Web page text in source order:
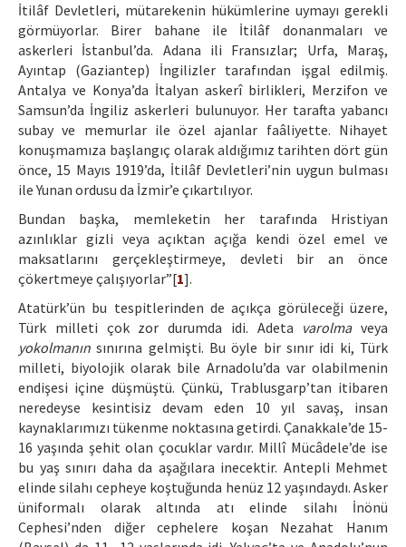
İtilâf Devletleri, mütarekenin hükümlerine uymayı gerekli
görmüyorlar. Birer bahane ile İtilâf donanmaları ve
askerleri İstanbul’da. Adana ili Fransızlar; Urfa, Maraş,
Ayıntap (Gaziantep) İngilizler tarafından işgal edilmiş.
Antalya ve Konya’da İtalyan askerî birlikleri, Merzifon ve
Samsun’da İngiliz askerleri bulunuyor. Her tarafta yabancı
subay ve memurlar ile özel ajanlar faâliyette. Nihayet
konuşmamıza başlangıç olarak aldığımız tarihten dört gün
önce, 15 Mayıs 1919’da, İtilâf Devletleri’nin uygun bulması
ile Yunan ordusu da İzmir’e çıkartılıyor.
Bundan başka, memleketin her tarafında Hristiyan
azınlıklar gizli veya açıktan açığa kendi özel emel ve
maksatlarını gerçekleştirmeye, devleti bir an önce
çökertmeye çalışıyorlar”[1].
Atatürk’ün bu tespitlerinden de açıkça görüleceği üzere,
Türk milleti çok zor durumda idi. Adeta varolmaveya
yokolmanın sınırına gelmişti. Bu öyle bir sınır idi ki, Türk
milleti, biyolojik olarak bile Arnadolu’da var olabilmenin
endişesi içine düşmüştü. Çünkü, Trablusgarp’tan itibaren
neredeyse kesintisiz devam eden 10 yıl savaş, insan
kaynaklarımızı tükenme noktasına getirdi. Çanakkale’de 15-
16 yaşında şehit olan çocuklar vardır. Millî Mücâdele’de ise
bu yaş sınırı daha da aşağılara inecektir. Antepli Mehmet
elinde silahı cepheye koştuğunda henüz 12 yaşındaydı. Asker
üniformalı olarak altında atı elinde silahı İnönü
Cephesi’nden diğer cephelere koşan Nezahat Hanım